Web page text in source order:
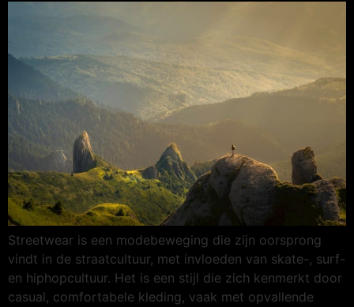
Streetwear is een modebeweging die zijn oorsprong
vindt in de straatcultuur, met invloeden van skate-, surf-
en hiphopcultuur. Het is een stijl die zich kenmerkt door
casual, comfortabele kleding, vaak met opvallende